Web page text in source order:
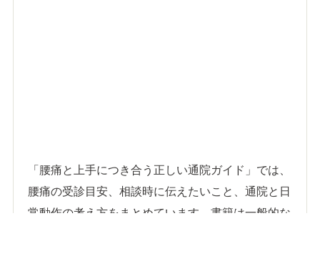
「腰痛と上手につき合う正しい通院ガイド」では、
腰痛の受診目安、相談時に伝えたいこと、通院と日
常動作の考え方をまとめています。書籍は一般的な